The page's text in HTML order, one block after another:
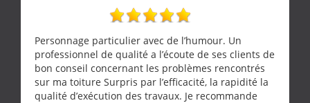
Personnage particulier avec de l’humour. Un
professionnel de qualité a l’écoute de ses clients de
bon conseil concernant les problèmes rencontrés
sur ma toiture Surpris par l’efficacité, la rapidité la
qualité d’exécution des travaux. Je recommande